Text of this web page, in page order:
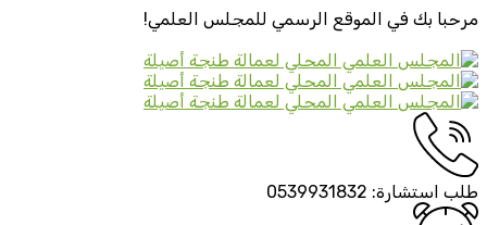
مرحبا بك في الموقع الرسمي للمجلس العلمي!
طلب استشارة: 0539931832